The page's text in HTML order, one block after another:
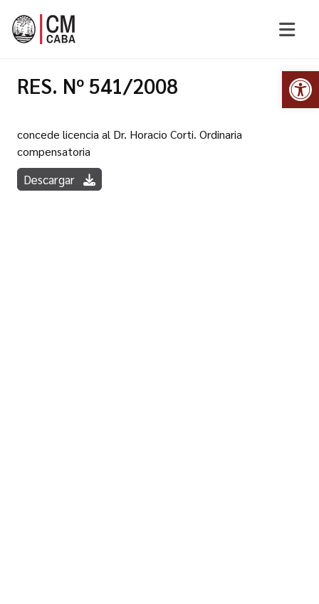
RES. Nº 541/2008
concede licencia al Dr. Horacio Corti. Ordinaria
compensatoria
Descargar